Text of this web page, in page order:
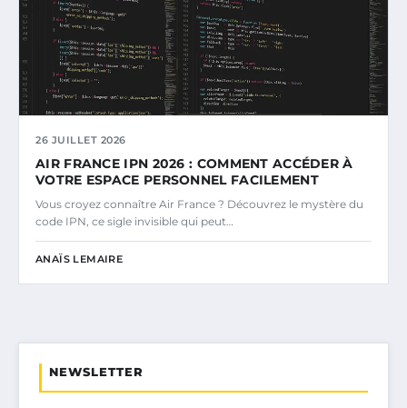
26 JUILLET 2026
AIR FRANCE IPN 2026 : COMMENT ACCÉDER À
VOTRE ESPACE PERSONNEL FACILEMENT
Vous croyez connaître Air France ? Découvrez le mystère du
code IPN, ce sigle invisible qui peut…
ANAÏS LEMAIRE
NEWSLETTER